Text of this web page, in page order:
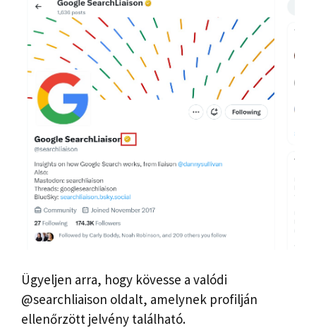
Ügyeljen arra, hogy kövesse a valódi
@searchliaison oldalt, amelynek profilján
ellenőrzött jelvény található.